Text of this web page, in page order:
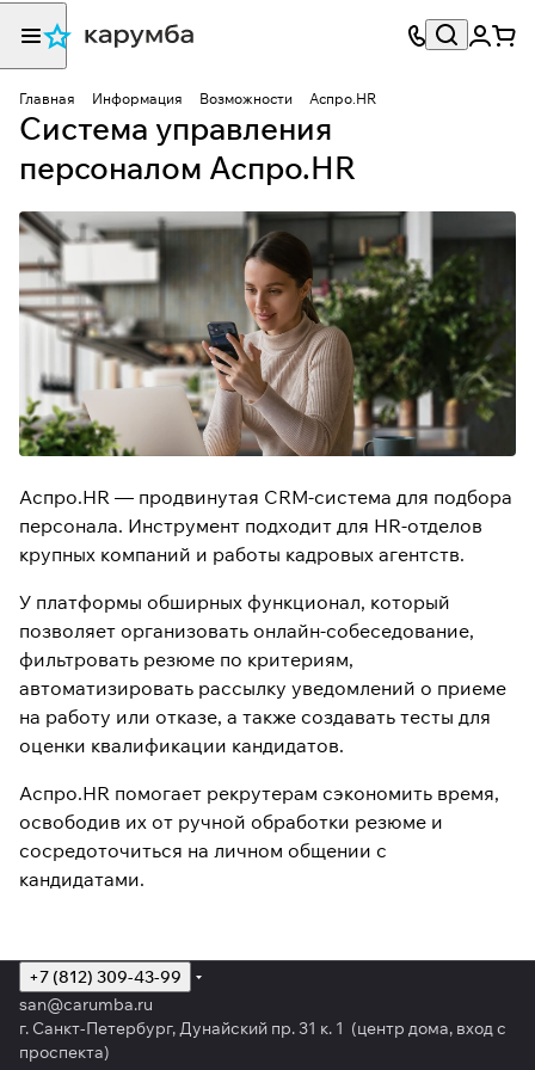
Главная Информация Возможности Аспро.HR
Система управления
персоналом Аспро.HR
Аспро.HR — продвинутая CRM-система для подбора
персонала. Инструмент подходит для HR-отделов
крупных компаний и работы кадровых агентств.
У платформы обширных функционал, который
позволяет организовать онлайн-собеседование,
фильтровать резюме по критериям,
автоматизировать рассылку уведомлений о приеме
на работу или отказе, а также создавать тесты для
оценки квалификации кандидатов.
Аспро.HR помогает рекрутерам сэкономить время,
освободив их от ручной обработки резюме и
сосредоточиться на личном общении с
кандидатами.
+7 (812) 309-43-99
san@carumba.ru
г. Санкт-Петербург, Дунайский пр. 31 к. 1 (центр дома, вход с
проспекта)